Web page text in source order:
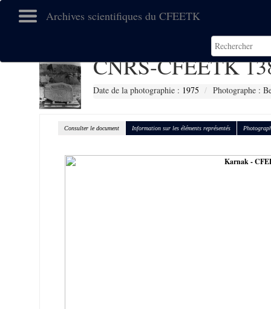
Archives scientifiques du CFEETK
CNRS-CFEETK
Date de la photographie : 1975 Photographe :
Consulter le document Information sur les éléments représentés